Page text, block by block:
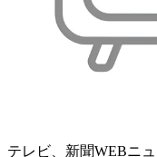
テレビ、新聞WEBニ